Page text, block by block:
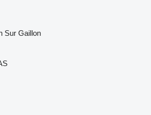
Sur Gaillon